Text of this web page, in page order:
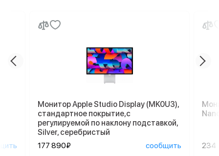
Монитор Apple Studio Display (MK0U3),
стандартное покрытие,с
регулируемой по наклону подставкой,
Silver, серебристый
177 890₽
сообщить 234